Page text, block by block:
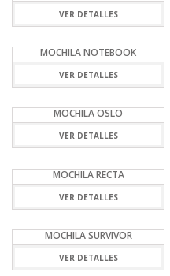
VER DETALLES
MOCHILA NOTEBOOK
VER DETALLES
MOCHILA OSLO
VER DETALLES
MOCHILA RECTA
VER DETALLES
MOCHILA SURVIVOR
VER DETALLES